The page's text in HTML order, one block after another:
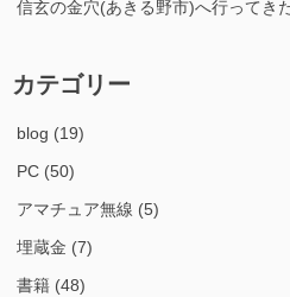
信玄の金穴(あきる野市)へ行ってき
カテゴリー
blog (19)
PC (50)
アマチュア無線 (5)
埋蔵金 (7)
書籍 (48)